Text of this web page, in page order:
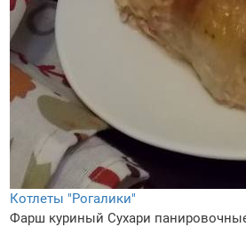
Котлеты "Рогалики"
Фарш куриный Сухари